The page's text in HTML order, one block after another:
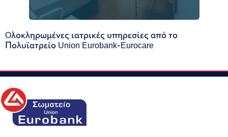
Oλοκληρωμένες ιατρικές υπηρεσίες από το
Πολυϊατρείο Union Eurobank-Eurocare